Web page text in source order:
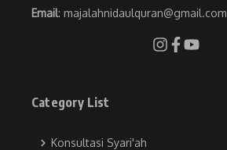
Email: majalahnidaulquran@gmail.com
Category List
Konsultasi Syari'ah